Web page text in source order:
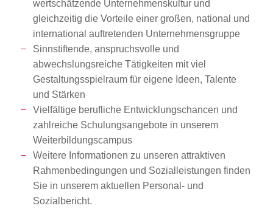
wertschätzende Unternehmenskultur und
gleichzeitig die Vorteile einer großen, national und
international auftretenden Unternehmensgruppe
Sinnstiftende, anspruchsvolle und
abwechslungsreiche Tätigkeiten mit viel
Gestaltungsspielraum für eigene Ideen, Talente
und Stärken
Vielfältige berufliche Entwicklungschancen und
zahlreiche Schulungsangebote in unserem
Weiterbildungscampus
Weitere Informationen zu unseren attraktiven
Rahmenbedingungen und Sozialleistungen finden
Sie in unserem aktuellen Personal- und
Sozialbericht.